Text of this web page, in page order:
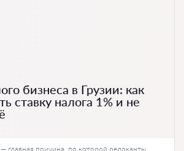
бизнеса в Грузии: как
ставку налога 1% и не
главная причина, по которой релоканты